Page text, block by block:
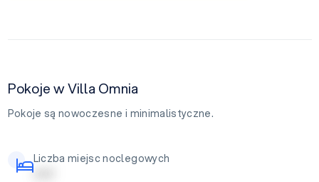
Pokoje w Villa Omnia
Pokoje są nowoczesne i minimalistyczne.
Liczba miejsc noclegowych
| | | | |